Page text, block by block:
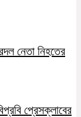
নেতা নিহতের
প্রেসক্লাবের